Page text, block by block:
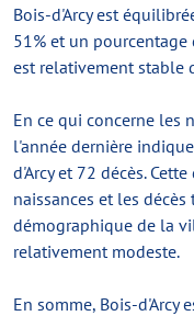
Bois-d'Arcy est
51% et un pourcentage
est relativement stable
En ce qui concerne les
l'année dernière
d'Arcy et 72 décès.
naissances et les
démographique de la
relativement modeste.
En somme, Bois-